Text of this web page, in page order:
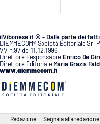
ilVibonese.it © – Dalla parte dei fatti
DIEMMECOM® Società Editoriale Srl
VV n.97 del 11.12.1996
Direttore Responsabile Enrico De
Direttore Editoriale Maria Grazia
www.diemmecom.it
Redazione Segnala alla redazione